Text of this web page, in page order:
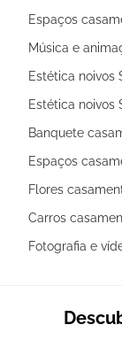
Espaços
Música e
Estética noivos
Estética noivos
Banquete
Espaços
Flores
Carros
Fotografia e